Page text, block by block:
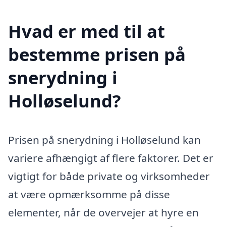
Hvad er med til at
bestemme prisen på
snerydning i
Holløselund?
Prisen på snerydning i Holløselund kan
variere afhængigt af flere faktorer. Det er
vigtigt for både private og virksomheder
at være opmærksomme på disse
elementer, når de overvejer at hyre en